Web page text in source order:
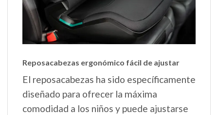
Reposacabezas ergonómico fácil de ajustar
El reposacabezas ha sido específicamente
diseñado para ofrecer la máxima
comodidad a los niños y puede ajustarse